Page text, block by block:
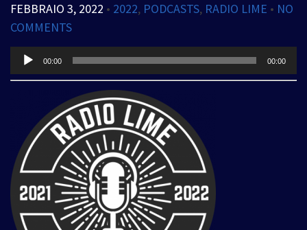
FEBBRAIO 3, 2022 • 2022, PODCASTS, RADIO LIME • NO
COMMENTS
Audio
Player
00:00 00:00